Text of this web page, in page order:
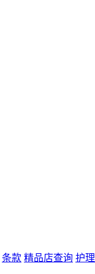
条款 精品店查询 护